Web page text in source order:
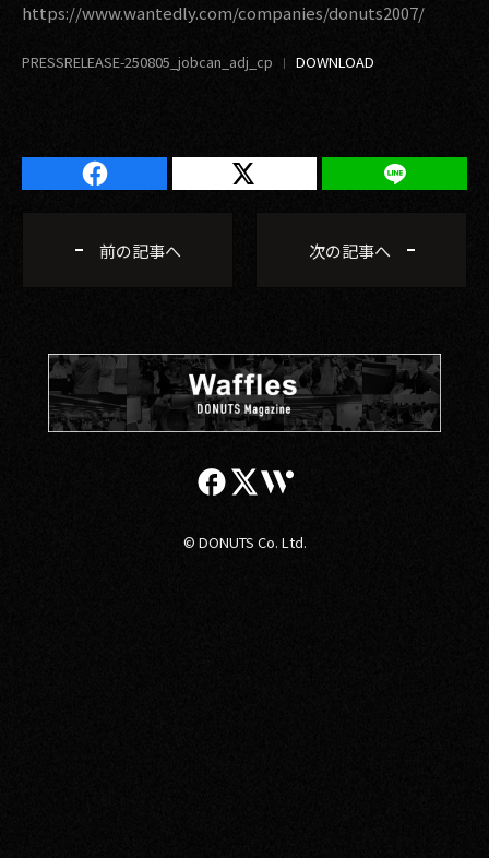
https://www.wantedly.com/companies/donuts2007/
PRESSRELEASE-250805_jobcan_adj_cp
前の記事へ 次の記事へ
© DONUTS Co. Ltd.